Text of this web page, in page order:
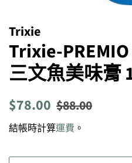
Trixie
Trixie-
三文魚美味膏
定
$78.00 售
$88.00
結帳時計算運費 。